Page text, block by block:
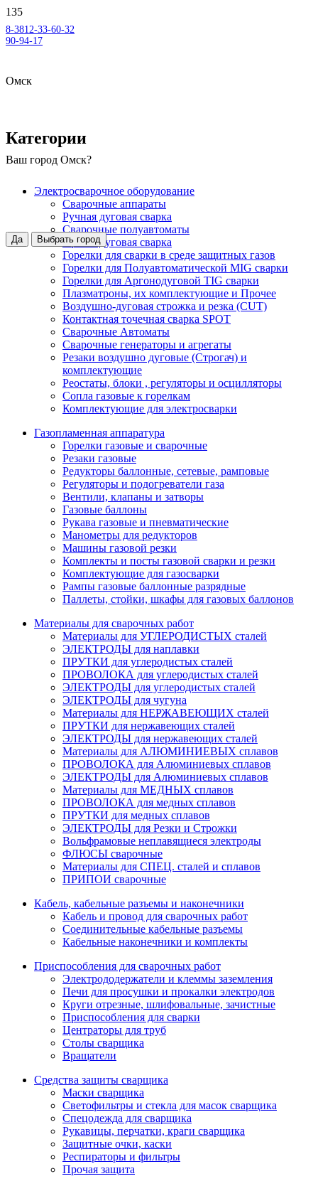
8-3812-33-60-32
90-94-17
Омск
Ваш город Омск?
Да Выбрать город
Категории
Электросварочное оборудование
Сварочные аппараты
Ручная дуговая сварка
Сварочные полуавтоматы
Аргонодуговая сварка
Горелки для сварки в среде защитных газов
Горелки для Полуавтоматической MIG сварки
Горелки для Аргонодуговой TIG сварки
Плазматроны, их комплектующие и Прочее
Воздушно-дуговая строжка и резка (CUT)
Контактная точечная сварка SPOT
Сварочные Автоматы
Сварочные генераторы и агрегаты
Резаки воздушно дуговые (Строгач) и
комплектующие
Реостаты, блоки , регуляторы и осцилляторы
Сопла газовые к горелкам
Комплектующие для электросварки
Газопламенная аппаратура
Горелки газовые и сварочные
Резаки газовые
Редукторы баллонные, сетевые, рамповые
Регуляторы и подогреватели газа
Вентили, клапаны и затворы
Газовые баллоны
Рукава газовые и пневматические
Манометры для редукторов
Машины газовой резки
Комплекты и посты газовой сварки и резки
Комплектующие для газосварки
Рампы газовые баллонные разрядные
Паллеты, стойки, шкафы для газовых баллонов
Материалы для сварочных работ
Материалы для УГЛЕРОДИСТЫХ сталей
ЭЛЕКТРОДЫ для наплавки
ПРУТКИ для углеродистых сталей
ПРОВОЛОКА для углеродистых сталей
ЭЛЕКТРОДЫ для углеродистых сталей
ЭЛЕКТРОДЫ для чугуна
Материалы для НЕРЖАВЕЮЩИХ сталей
ПРУТКИ для нержавеющих сталей
ЭЛЕКТРОДЫ для нержавеющих сталей
Материалы для АЛЮМИНИЕВЫХ сплавов
ПРОВОЛОКА для Алюминиевых сплавов
ЭЛЕКТРОДЫ для Алюминиевых сплавов
Материалы для МЕДНЫХ сплавов
ПРОВОЛОКА для медных сплавов
ПРУТКИ для медных сплавов
ЭЛЕКТРОДЫ для Резки и Строжки
Вольфрамовые неплавящиеся электроды
ФЛЮСЫ сварочные
Материалы для СПЕЦ. сталей и сплавов
ПРИПОИ сварочные
Кабель, кабельные разъемы и наконечники
Кабель и провод для сварочных работ
Соединительные кабельные разъемы
Кабельные наконечники и комплекты
Приспособления для сварочных работ
Электрододержатели и клеммы заземления
Печи для просушки и прокалки электродов
Круги отрезные, шлифовальные, зачистные
Приспособления для сварки
Центраторы для труб
Столы сварщика
Вращатели
Средства защиты сварщика
Маски сварщика
Светофильтры и стекла для масок сварщика
Спецодежда для сварщика
Рукавицы, перчатки, краги сварщика
Защитные очки, каски
Респираторы и фильтры
Прочая защита